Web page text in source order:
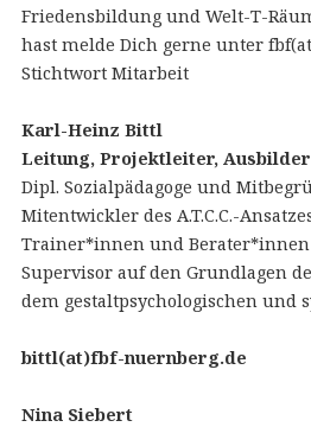
Friedensbildung und Welt-T-
hast melde Dich gerne unter
Stichtwort Mitarbeit
Karl-Heinz Bittl
Leitung, Projektleiter,
Dipl. Sozialpädagoge und
Mitentwickler des A.T.C.C.-
Trainer*innen und Berater*innen
Supervisor auf den Grundlagen
dem gestaltpsychologischen und
bittl(at)fbf-nuernberg.de
Nina Siebert